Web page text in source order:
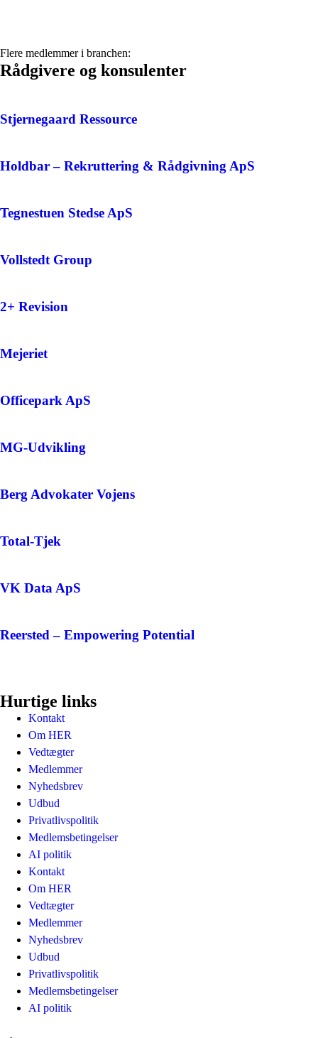
Flere medlemmer i branchen:
Rådgivere og konsulenter
Stjernegaard Ressource
Holdbar – Rekruttering & Rådgivning ApS
Tegnestuen Stedse ApS
Vollstedt Group
2+ Revision
Mejeriet
Officepark ApS
MG-Udvikling
Berg Advokater Vojens
Total-Tjek
VK Data ApS
Reersted – Empowering Potential
Hurtige links
Kontakt
Om HER
Vedtægter
Medlemmer
Nyhedsbrev
Udbud
Privatlivspolitik
Medlemsbetingelser
AI politik
Kontakt
Om HER
Vedtægter
Medlemmer
Nyhedsbrev
Udbud
Privatlivspolitik
Medlemsbetingelser
AI politik